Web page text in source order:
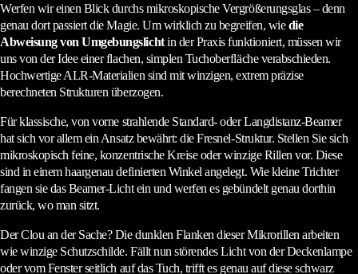
Werfen wir einen Blick durchs mikroskopische Vergrößerungsglas – denn
genau dort passiert die Magie. Um wirklich zu begreifen, wiedie
Abweisung von Umgebungslichtin der Praxis funktioniert, müssen wir
uns von der Idee einer flachen, simplen Tuchoberfläche verabschieden.
Hochwertige ALR-Materialien sind mit winzigen, extrem präzise
berechneten Strukturen überzogen.
Für klassische, von vorne strahlende Standard- oder Langdistanz-Beamer
hat sich vor allem ein Ansatz bewährt: die Fresnel-Struktur. Stellen Sie sich
mikroskopisch feine, konzentrische Kreise oder winzige Rillen vor. Diese
sind in einem haargenau definierten Winkel angelegt. Wie kleine Trichter
fangen sie das Beamer-Licht ein und werfen es gebündelt genau dorthin
zurück, wo man sitzt.
Der Clou an der Sache? Die dunklen Flanken dieser Mikrorillen arbeiten
wie winzige Schutzschilde. Fällt nun störendes Licht von der Deckenlampe
oder vom Fenster seitlich auf das Tuch, trifft es genau auf diese schwarz